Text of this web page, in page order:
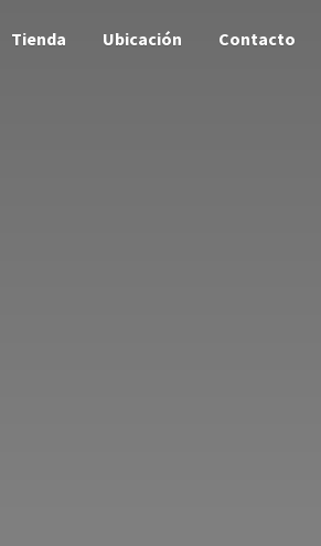
Tienda Ubicación Contacto